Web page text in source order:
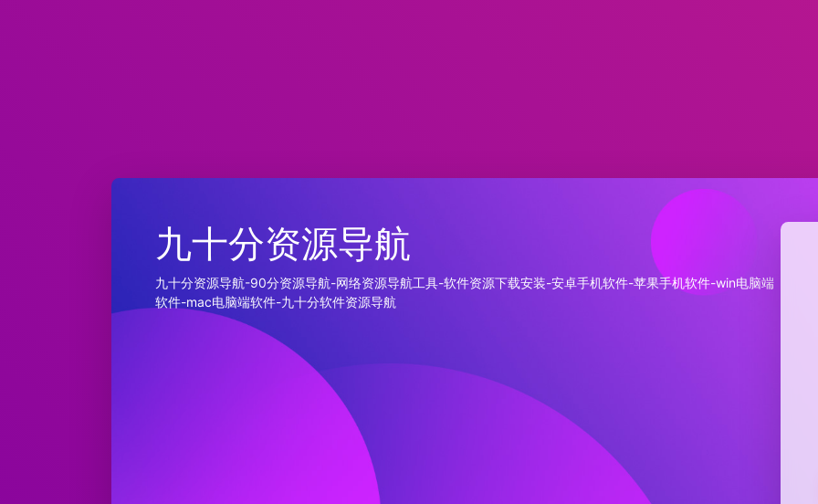
九十分资源导航
九十分资源导航-90分资源导航-网络资源导航工具-软件资源下载安装-安卓手机软件-苹果手机软件-win电脑端
软件-mac电脑端软件-九十分软件资源导航